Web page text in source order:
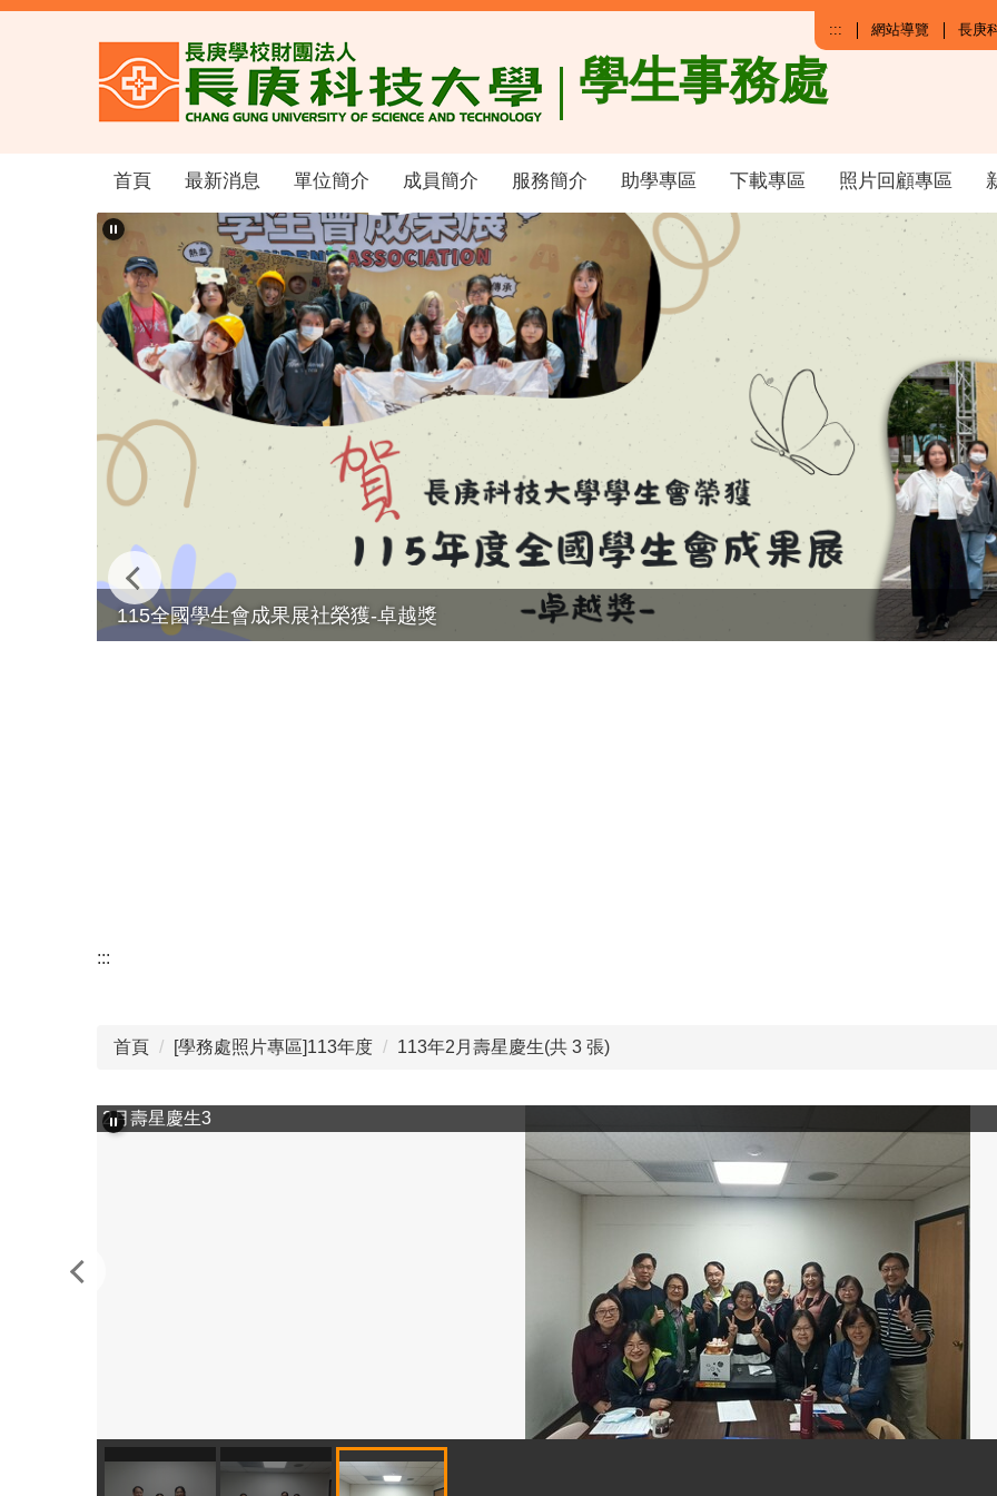
跳
學生事務處
::: 網站導覽 長庚
首頁 最新消息 單位簡介 成員簡介 服務簡介 助學專區 下載專區 照片回顧專區
115全國學生會成果展社榮獲-卓越獎
:::
首頁 [學務處照片專區]113年度 113年2月壽星慶生(共 3 張)
2月壽星慶生3